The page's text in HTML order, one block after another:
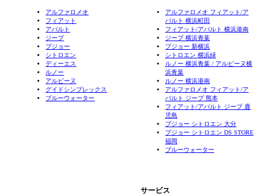
アルファロメオ
フィアット
アバルト
ジープ
プジョー
シトロエン
ディーエス
ルノー
アルピーヌ
グイドシンプレックス
ブルーウォーター
アルファロメオ フィアット/ア
バルト 横浜町田
フィアット/アバルト 横浜港南
ジープ 横浜青葉
プジョー 新横浜
シトロエン 横浜緑
ルノー 横浜青葉 / アルピーヌ横
浜青葉
ルノー 横浜港南
アルファロメオ フィアット/ア
バルト ジープ 熊本
フィアット/アバルト ジープ 鹿
児島
プジョー シトロエン 大分
プジョー シトロエン DS STORE
福岡
ブルーウォーター
サービス